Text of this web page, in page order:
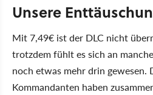
Unsere
Mit 7,49€ ist der DLC nicht
trotzdem fühlt es sich an
noch etwas mehr drin gewesen.
Kommandanten haben